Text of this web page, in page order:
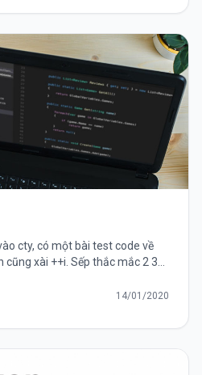
cty, có một bài test code về
xài ++i. Sếp thắc mắc 2 3
14/01/2020